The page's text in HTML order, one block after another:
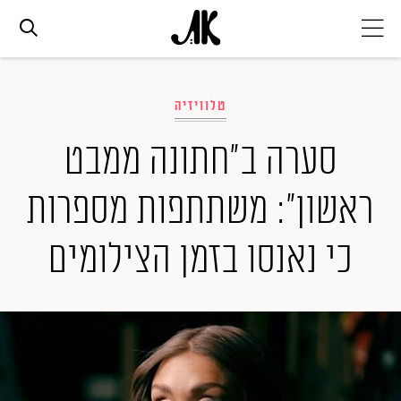
אופנה
ביוטי
סלבס
ערוצים נוספים
המגזין
טלוויזיה
סערה ב"חתונה ממבט
ראשון": משתתפות מספרות
כי נאנסו בזמן הצילומים